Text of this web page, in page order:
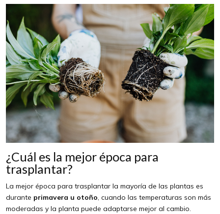
¿Cuál es la mejor época para
trasplantar?
La mejor época para trasplantar la mayoría de las plantas es
durante primavera u otoño, cuando las temperaturas son más
moderadas y la planta puede adaptarse mejor al cambio.